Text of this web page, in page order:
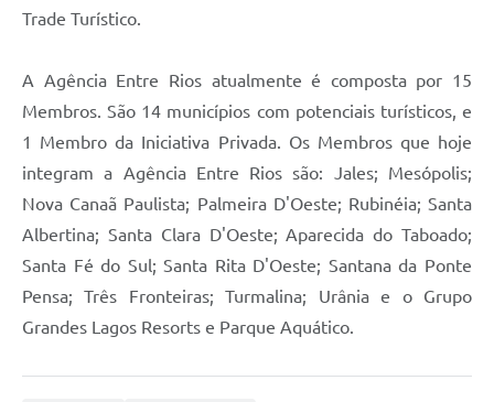
Trade Turístico.
A Agência Entre Rios atualmente é composta por 15
Membros. São 14 municípios com potenciais turísticos, e
1 Membro da Iniciativa Privada. Os Membros que hoje
integram a Agência Entre Rios são: Jales; Mesópolis;
Nova Canaã Paulista; Palmeira D'Oeste; Rubinéia; Santa
Albertina; Santa Clara D'Oeste; Aparecida do Taboado;
Santa Fé do Sul; Santa Rita D'Oeste; Santana da Ponte
Pensa; Três Fronteiras; Turmalina; Urânia e o Grupo
Grandes Lagos Resorts e Parque Aquático.